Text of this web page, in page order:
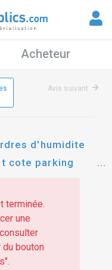
Acheteur
Avis suivant
d'humidite
cote parking
terminée.
une
du bouton